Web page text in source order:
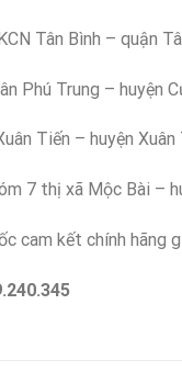
Tân Bình – quận
Phú Trung – huyện
Tiến – huyện
7 thị xã Mộc Bài –
cam kết chính hãng